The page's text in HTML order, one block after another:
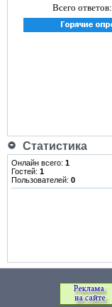
Всего ответов:
Статистика
Онлайн всего: 1
Гостей: 1
Пользователей: 0